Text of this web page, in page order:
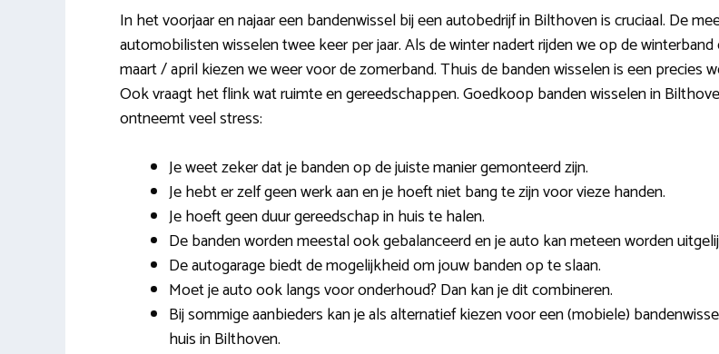
In het voorjaar en najaar een bandenwissel bij een autobedrijf in Bilthoven is cruciaal. De
automobilisten wisselen twee keer per jaar. Als de winter nadert rijden we op de
maart / april kiezen we weer voor de zomerband. Thuis de banden wisselen is een precies
Ook vraagt het flink wat ruimte en gereedschappen. Goedkoop banden wisselen in
ontneemt veel stress:
Je weet zeker dat je banden op de juiste manier gemonteerd zijn.
Je hebt er zelf geen werk aan en je hoeft niet bang te zijn voor vieze handen.
Je hoeft geen duur gereedschap in huis te halen.
De banden worden meestal ook gebalanceerd en je auto kan meteen worden
De autogarage biedt de mogelijkheid om jouw banden op te slaan.
Moet je auto ook langs voor onderhoud? Dan kan je dit combineren.
Bij sommige aanbieders kan je als alternatief kiezen voor een (mobiele)
huis in Bilthoven.